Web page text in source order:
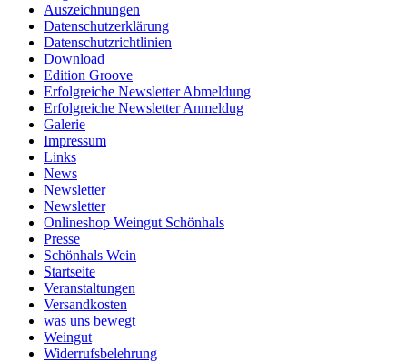
Auszeichnungen
Datenschutzerklärung
Datenschutzrichtlinien
Download
Edition Groove
Erfolgreiche Newsletter Abmeldung
Erfolgreiche Newsletter Anmeldug
Galerie
Impressum
Links
News
Newsletter
Newsletter
Onlineshop Weingut Schönhals
Presse
Schönhals Wein
Startseite
Veranstaltungen
Versandkosten
was uns bewegt
Weingut
Widerrufsbelehrung